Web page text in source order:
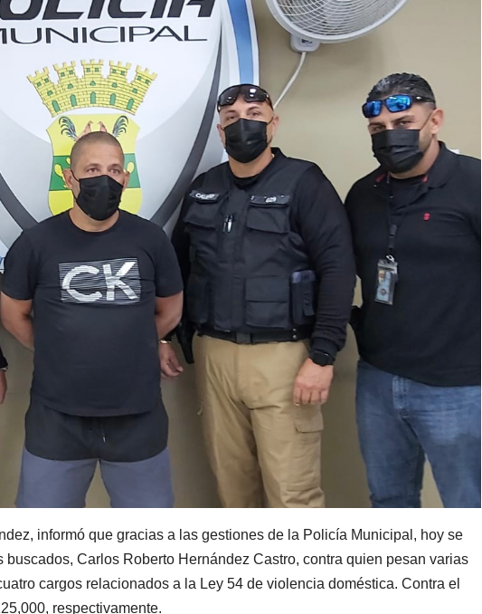
informó que gracias a las gestiones de la Policía Municipal, hoy se
Carlos Roberto Hernández Castro, contra quien pesan varias
cargos relacionados a la Ley 54 de violencia doméstica. Contra el
respectivamente.